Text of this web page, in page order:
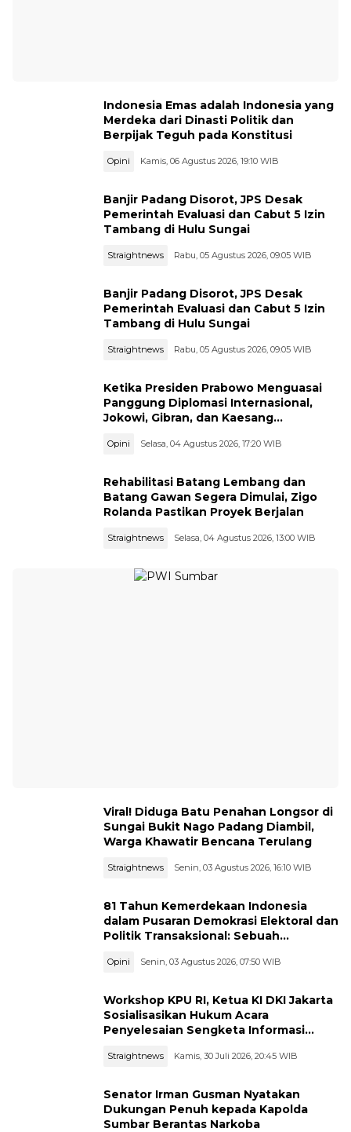
Indonesia Emas adalah Indonesia yang
Merdeka dari Dinasti Politik dan
Berpijak Teguh pada Konstitusi
Opini Kamis, 06 Agustus 2026, 19:10 WIB
Banjir Padang Disorot, JPS Desak
Pemerintah Evaluasi dan Cabut 5 Izin
Tambang di Hulu Sungai
Straightnews Rabu, 05 Agustus 2026, 09:05 WIB
Banjir Padang Disorot, JPS Desak
Pemerintah Evaluasi dan Cabut 5 Izin
Tambang di Hulu Sungai
Straightnews Rabu, 05 Agustus 2026, 09:05 WIB
Ketika Presiden Prabowo Menguasai
Panggung Diplomasi Internasional,
Jokowi, Gibran, dan Kaesang
Opini Selasa, 04 Agustus 2026, 17:20 WIB
Rehabilitasi Batang Lembang dan
Batang Gawan Segera Dimulai, Zigo
Rolanda Pastikan Proyek Berjalan
Straightnews Selasa, 04 Agustus 2026, 13:00 WIB
Viral! Diduga Batu Penahan Longsor di
Sungai Bukit Nago Padang Diambil,
Warga Khawatir Bencana Terulang
Straightnews Senin, 03 Agustus 2026, 16:10 WIB
81 Tahun Kemerdekaan Indonesia
dalam Pusaran Demokrasi Elektoral dan
Politik Transaksional: Sebuah
Opini Senin, 03 Agustus 2026, 07:50 WIB
Workshop KPU RI, Ketua KI DKI Jakarta
Sosialisasikan Hukum Acara
Penyelesaian Sengketa Informasi
Straightnews Kamis, 30 Juli 2026, 20:45 WIB
Senator Irman Gusman Nyatakan
Dukungan Penuh kepada Kapolda
Sumbar Berantas Narkoba